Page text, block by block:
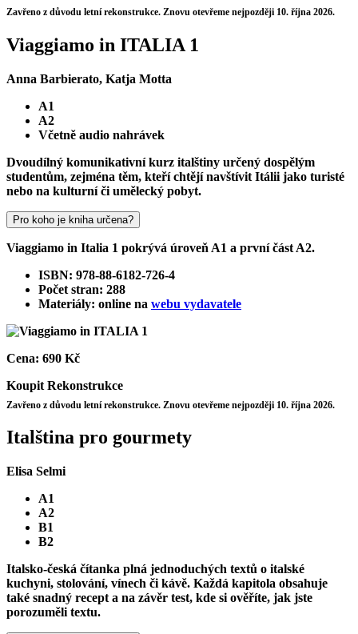
Zavřeno z důvodu letní rekonstrukce. Znovu otevřeme nejpozději 10. října 2026.
Viaggiamo in ITALIA 1
Anna Barbierato, Katja Motta
A1
A2
Včetně audio nahrávek
Dvoudílný komunikativní kurz italštiny určený dospělým
studentům, zejména těm, kteří chtějí navštívit Itálii jako turisté
nebo na kulturní či umělecký pobyt.
Pro koho je kniha určena?
Viaggiamo in Italia 1 pokrývá úroveň A1 a první část A2.
ISBN: 978-88-6182-726-4
Počet stran: 288
Materiály: online na webu vydavatele
Cena: 690 Kč
Koupit Rekonstrukce
Zavřeno z důvodu letní rekonstrukce. Znovu otevřeme nejpozději 10. října 2026.
Italština pro gourmety
Elisa Selmi
A1
A2
B1
B2
Italsko-česká čítanka plná jednoduchých textů o italské
kuchyni, stolování, vínech či kávě. Každá kapitola obsahuje
také snadný recept a na závěr test, kde si ověříte, jak jste
porozuměli textu.